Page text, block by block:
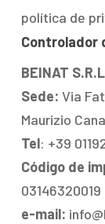
política de
Controlador
BEINAT
Sede: Via
Maurizio
Tel: +39
Código de
03146320019
e-mail: